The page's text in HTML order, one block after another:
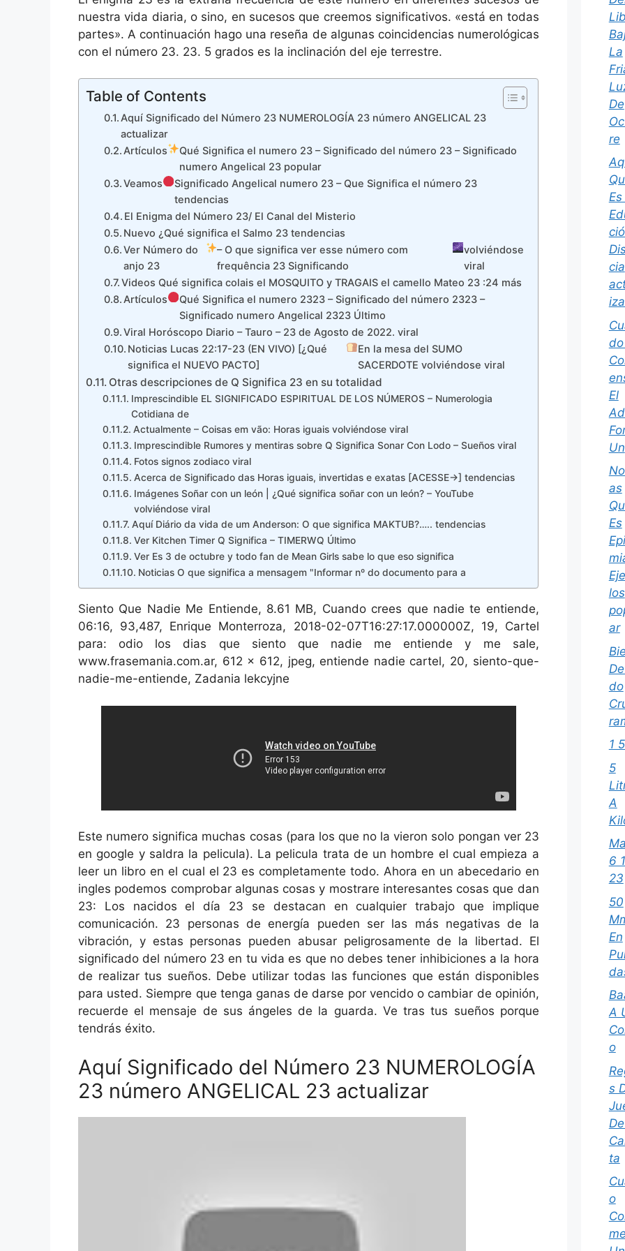
nuestra vida diaria, o sino, en sucesos que creemos significativos. «está en todas
partes». A continuación hago una reseña de algunas coincidencias numerológicas
con el número 23. 23. 5 grados es la inclinación del eje terrestre.
Table of Contents
Aquí Significado del Número 23 NUMEROLOGÍA 23 número ANGELICAL 23
actualizar
Artículos
Qué Significa el numero 23 – Significado del número 23 – Significado
numero Angelical 23 popular
Veamos
Significado Angelical numero 23 – Que Significa el número 23
tendencias
El Enigma del Número 23/ El Canal del Misterio
Nuevo ¿Qué significa el Salmo 23 tendencias
Ver Número do
anjo 23
– O que significa ver esse número com
frequência 23 Significando
volviéndose
viral
Videos Qué significa colais el MOSQUITO y TRAGAIS el camello Mateo 23 :24 más
Artículos
Qué Significa el numero 2323 – Significado del número 2323 –
Significado numero Angelical 2323 Último
Viral Horóscopo Diario – Tauro – 23 de Agosto de 2022. viral
Noticias Lucas 22:17-23 (EN VIVO) [¿Qué
significa el NUEVO PACTO]
En la mesa del SUMO
SACERDOTE volviéndose viral
Otras descripciones de Q Significa 23 en su totalidad
Imprescindible EL SIGNIFICADO ESPIRITUAL DE LOS NÚMEROS – Numerologia
Cotidiana de
Actualmente – Coisas em vão: Horas iguais volviéndose viral
Imprescindible Rumores y mentiras sobre Q Significa Sonar Con Lodo – Sueños viral
Fotos signos zodiaco viral
Acerca de Significado das Horas iguais, invertidas e exatas [ACESSE→] tendencias
Imágenes Soñar con un león | ¿Qué significa soñar con un león? – YouTube
volviéndose viral
Aquí Diário da vida de um Anderson: O que significa MAKTUB?….. tendencias
Ver Kitchen Timer Q Significa – TIMERWQ Último
Ver Es 3 de octubre y todo fan de Mean Girls sabe lo que eso significa
Noticias O que significa a mensagem "Informar nº do documento para a
Siento Que Nadie Me Entiende, 8.61 MB, Cuando crees que nadie te entiende,
06:16, 93,487, Enrique Monterroza, 2018-02-07T16:27:17.000000Z, 19, Cartel
para: odio los dias que siento que nadie me entiende y me sale,
www.frasemania.com.ar, 612 x 612, jpeg, entiende nadie cartel, 20, siento-que-
nadie-me-entiende, Zadania lekcyjne
Este numero significa muchas cosas (para los que no la vieron solo pongan ver 23
en google y saldra la pelicula). La pelicula trata de un hombre el cual empieza a
leer un libro en el cual el 23 es completamente todo. Ahora en un abecedario en
ingles podemos comprobar algunas cosas y mostrare interesantes cosas que dan
23: Los nacidos el día 23 se destacan en cualquier trabajo que implique
comunicación. 23 personas de energía pueden ser las más negativas de la
vibración, y estas personas pueden abusar peligrosamente de la libertad. El
significado del número 23 en tu vida es que no debes tener inhibiciones a la hora
de realizar tus sueños. Debe utilizar todas las funciones que están disponibles
para usted. Siempre que tenga ganas de darse por vencido o cambiar de opinión,
recuerde el mensaje de sus ángeles de la guarda. Ve tras tus sueños porque
tendrás éxito.
Aquí Significado del Número 23 NUMEROLOGÍA
23 número ANGELICAL 23 actualizar
La
De
re
cia
El
Un
as
Es
los
ar
do
1
5
A
6
23
50
En
A
o
s
ta
o
me